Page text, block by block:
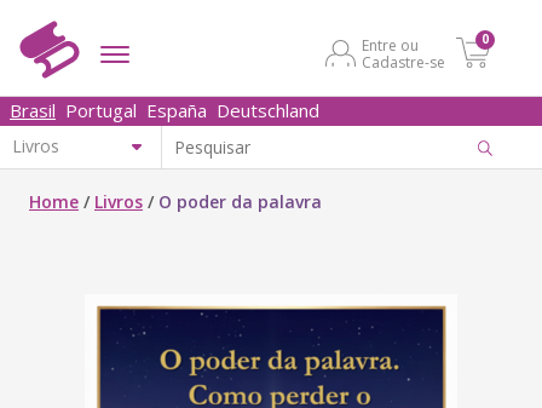
Entre ou
Cadastre-se
0
Brasil Portugal España Deutschland
Home / Livros / O poder da palavra